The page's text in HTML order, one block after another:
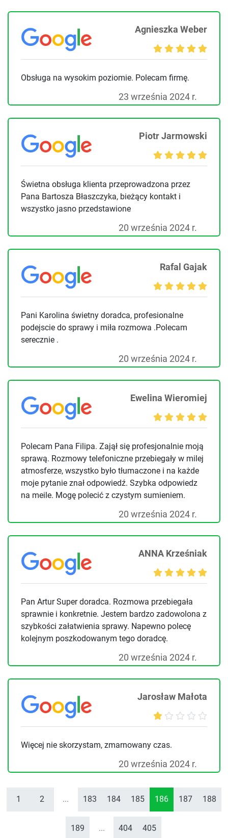
Agnieszka Weber
Obsługa na wysokim poziomie. Polecam firmę.
23 września 2024 r.
Piotr Jarmowski
Świetna obsługa klienta przeprowadzona przez
Pana Bartosza Błaszczyka, bieżący kontakt i
wszystko jasno przedstawione
20 września 2024 r.
Rafal Gajak
Pani Karolina świetny doradca, profesionalne
podejscie do sprawy i miła rozmowa .Polecam
serecznie .
20 września 2024 r.
Ewelina Wieromiej
Polecam Pana Filipa. Zajął się profesjonalnie moją
sprawą. Rozmowy telefoniczne przebiegały w milej
atmosferze, wszystko było tłumaczone i na każde
moje pytanie znał odpowiedź. Szybka odpowiedz
na meile. Mogę polecić z czystym sumieniem.
20 września 2024 r.
ANNA Krześniak
Pan Artur Super doradca. Rozmowa przebiegała
sprawnie i konkretnie. Jestem bardzo zadowolona z
szybkości załatwienia sprawy. Napewno polecę
kolejnym poszkodowanym tego doradcę.
20 września 2024 r.
Jarosław Małota
Więcej nie skorzystam, zmarnowany czas.
20 września 2024 r.
1 2 ... 183 184 185 186 187 188
189 ... 404 405